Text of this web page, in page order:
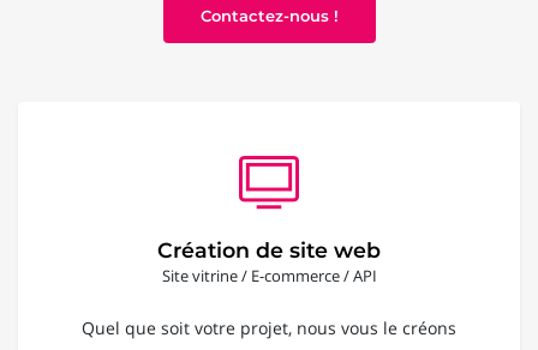
Contactez-nous !
Création de site web
Site vitrine / E-commerce / API
Quel que soit votre projet, nous vous le créons